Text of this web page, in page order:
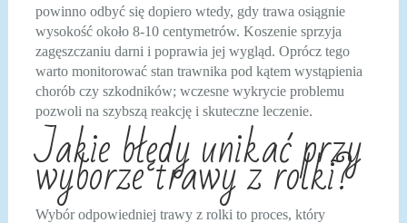
powinno odbyć się dopiero wtedy, gdy trawa osiągnie
wysokość około 8-10 centymetrów. Koszenie sprzyja
zagęszczaniu darni i poprawia jej wygląd. Oprócz tego
warto monitorować stan trawnika pod kątem wystąpienia
chorób czy szkodników; wczesne wykrycie problemu
pozwoli na szybszą reakcję i skuteczne leczenie.
Jakie błędy unikać przy
wyborze trawy z rolki?
Wybór odpowiedniej trawy z rolki to proces, który